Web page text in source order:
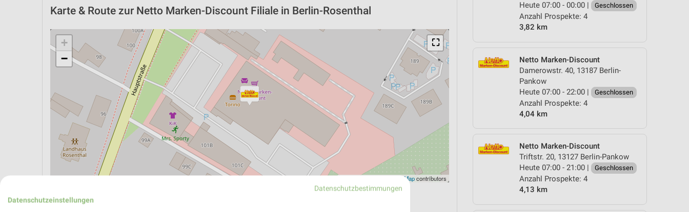
Heute 07:00 - 00:00 |
Geschlossen
Anzahl Prospekte: 4
3,82 km
Netto Marken-Discount
Damerowstr. 40, 13187 Berlin-
Pankow
Heute 07:00 - 22:00 |
Geschlossen
Anzahl Prospekte: 4
4,04 km
Netto Marken-Discount
Triftstr. 20, 13127 Berlin-Pankow
Heute 07:00 - 21:00 |
Geschlossen
Anzahl Prospekte: 4
4,13 km
Karte & Route zur Netto Marken-Discount Filiale in Berlin-Rosenthal
⛶
+
−
OpenStreetMapcontributors
ÖPNV ANZEIGEN
Datenschutzbestimmungen
Datenschutzeinstellungen